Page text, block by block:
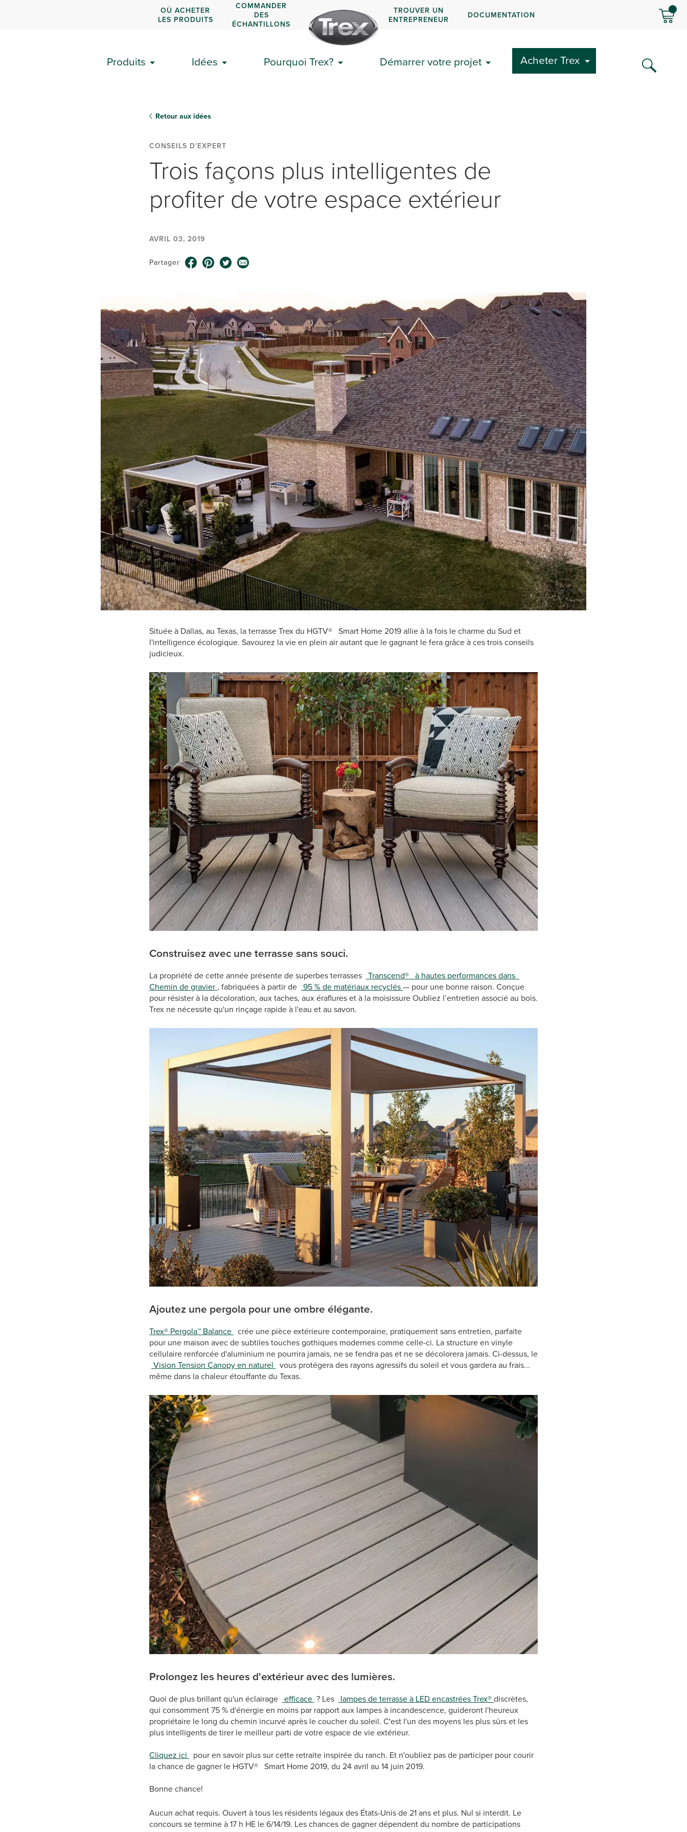
OÙ ACHETER
LES PRODUITS
COMMANDER
DES
ÉCHANTILLONS
TROUVER UN
ENTREPRENEUR
DOCUMENTATION
Produits Idées Pourquoi Trex? Démarrer votre projet Acheter Trex
Retour aux idées
CONSEILS D’EXPERT
Trois façons plus intelligentes de
profiter de votre espace extérieur
AVRIL 03, 2019
Partager
Située à Dallas, au Texas, la terrasse Trex du HGTV® Smart Home 2019 allie à la fois le charme du Sud et
l'intelligence écologique. Savourez la vie en plein air autant que le gagnant le fera grâce à ces trois conseils
judicieux.
Construisez avec une terrasse sans souci.
La propriété de cette année présente de superbes terrasses Transcend® à hautes performances dans
Chemin de gravier , fabriquées à partir de 95 % de matériaux recyclés— pour une bonne raison. Conçue
pour résister à la décoloration, aux taches, aux éraflures et à la moisissure Oubliez l’entretien associé au bois.
Trex ne nécessite qu'un rinçage rapide à l'eau et au savon.
Ajoutez une pergola pour une ombre élégante.
Trex® Pergola™ Balance crée une pièce extérieure contemporaine, pratiquement sans entretien, parfaite
pour une maison avec de subtiles touches gothiques modernes comme celle-ci. La structure en vinyle
cellulaire renforcée d'aluminium ne pourrira jamais, ne se fendra pas et ne se décolorera jamais. Ci-dessus, le
Vision Tension Canopy en naturel vous protégera des rayons agressifs du soleil et vous gardera au frais...
même dans la chaleur étouffante du Texas.
Prolongez les heures d'extérieur avec des lumières.
Quoi de plus brillant qu'un éclairage efficace ? Les lampes de terrasse à LED encastrées Trex®discrètes,
qui consomment 75 % d'énergie en moins par rapport aux lampes à incandescence, guideront l'heureux
propriétaire le long du chemin incurvé après le coucher du soleil. C'est l'un des moyens les plus sûrs et les
plus intelligents de tirer le meilleur parti de votre espace de vie extérieur.
Cliquez ici
pour en savoir plus sur cette retraite inspirée du ranch. Et n'oubliez pas de participer pour courir
la chance de gagner le HGTV® Smart Home 2019, du 24 avril au 14 juin 2019.
Bonne chance!
Aucun achat requis. Ouvert à tous les résidents légaux des États-Unis de 21 ans et plus. Nul si interdit. Le
concours se termine à 17 h HE le 6/14/19. Les chances de gagner dépendent du nombre de participations